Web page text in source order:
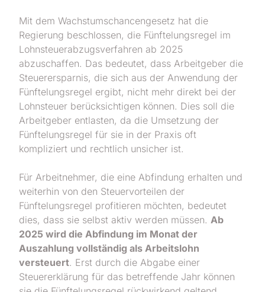
Mit dem Wachstumschancengesetz hat die
Regierung beschlossen, die Fünftelungsregel im
Lohnsteuerabzugsverfahren ab 2025
abzuschaffen. Das bedeutet, dass Arbeitgeber die
Steuerersparnis, die sich aus der Anwendung der
Fünftelungsregel ergibt, nicht mehr direkt bei der
Lohnsteuer berücksichtigen können. Dies soll die
Arbeitgeber entlasten, da die Umsetzung der
Fünftelungsregel für sie in der Praxis oft
kompliziert und rechtlich unsicher ist.
Für Arbeitnehmer, die eine Abfindung erhalten und
weiterhin von den Steuervorteilen der
Fünftelungsregel profitieren möchten, bedeutet
dies, dass sie selbst aktiv werden müssen. Ab
2025 wird die Abfindung im Monat der
Auszahlung vollständig als Arbeitslohn
versteuert. Erst durch die Abgabe einer
Steuererklärung für das betreffende Jahr können